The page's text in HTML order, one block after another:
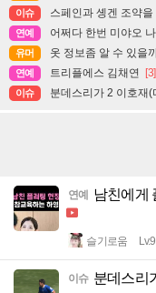
이슈 스페인과 솅겐 조약
연예 어쩌다 한번 미야오
유머 옷 정보좀 알 수 있을
연예 트리플에스 김채연 [3]
이슈 분데스리가 2 이호재
연예 남친에게
슬기로움
이슈 분데스리